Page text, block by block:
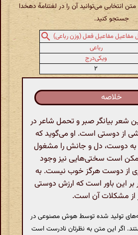
انتخابی می‌توانید آن را در لغتنامهٔ دهخدا
جستجو کنید.
مفاعیل مفاعیل فعل (وزن رباعی)
رباعی
ویکی‌درج
۲
خلاصه
بیانگر صبر و تحمل شاعر در
از دوستی است. او می‌گوید که
دوست، دل و جانش را مشغول
است سختی‌هایی نیز وجود
از دوست هرگز خوب نیست. به
بر این باور است که ارزش دوستی
از مشکلات آن است.
تولید شده توسط هوش مصنوعی در
اگر این متن به نظرتان نادرست است